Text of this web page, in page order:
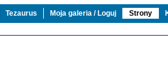
Tezaurus Moja galeria / Loguj Strony